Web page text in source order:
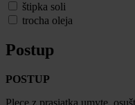
štipka soli
trocha oleja
Postup
POSTUP
Plece z prasiatka umyte,